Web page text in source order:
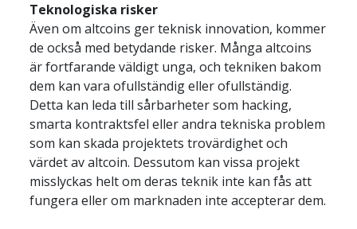
Teknologiska risker
Även om altcoins ger teknisk innovation, kommer
de också med betydande risker. Många altcoins
är fortfarande väldigt unga, och tekniken bakom
dem kan vara ofullständig eller ofullständig.
Detta kan leda till sårbarheter som hacking,
smarta kontraktsfel eller andra tekniska problem
som kan skada projektets trovärdighet och
värdet av altcoin. Dessutom kan vissa projekt
misslyckas helt om deras teknik inte kan fås att
fungera eller om marknaden inte accepterar dem.